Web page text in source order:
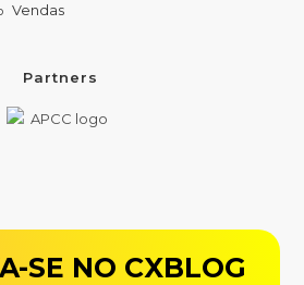
Vendas
Partners
SE NO CXBLOG